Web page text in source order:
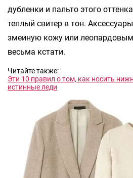
дубленки и пальто этого
теплый свитер в тон.
змеиную кожу или
весьма кстати.
Читайте также:
Эти 10 правил о том, как носить
истинные леди